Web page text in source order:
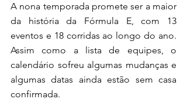
A nona temporada promete ser a maior
da história da Fórmula E, com 13
eventos e 18 corridas ao longo do ano.
Assim como a lista de equipes, o
calendário sofreu algumas mudanças e
algumas datas ainda estão sem casa
confirmada.